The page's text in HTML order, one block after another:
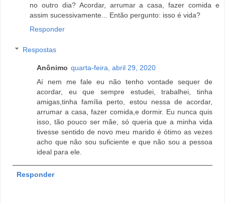
no outro dia? Acordar, arrumar a casa, fazer comida e
assim sucessivamente... Então pergunto: isso é vida?
Responder
Respostas
Anônimo quarta-feira, abril 29, 2020
Aí nem me fale eu não tenho vontade sequer de
acordar, eu que sempre estudei, trabalhei, tinha
amigas,tinha família perto, estou nessa de acordar,
arrumar a casa, fazer comida,e dormir. Eu nunca quis
isso, tão pouco ser mãe, só queria que a minha vida
tivesse sentido de novo meu marido é ótimo as vezes
acho que não sou suficiente e que não sou a pessoa
ideal para ele.
Responder